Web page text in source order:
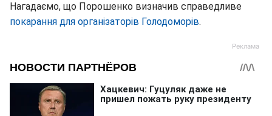
Нагадаємо, що Порошенко визначив справедливе
покарання для організаторів Голодоморів.